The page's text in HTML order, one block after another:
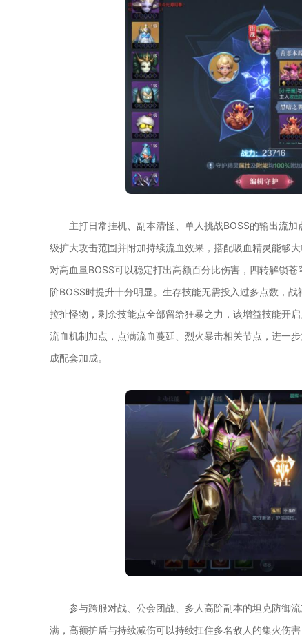
主打日常挂机、副本清怪、单人挑战BOSS的输出流
级扩大攻击范围并附加持续流血效果，搭配吸血精灵能够
对高血量BOSS可以稳定打出高额百分比伤害，四转解锁
阶BOSS时提升十分明显。生存技能无需投入过多点数，
拉扯怪物，剩余技能点全部留给狂暴之力，该增益技能开
流血机制加点，点满流血蔓延、烈火暴击相关节点，进一
成配套加成。
参与跨服对战、公会团战、多人高阶副本的坦克防御
满，高额护盾与持续减伤可以持续扛住多名敌人的集火伤